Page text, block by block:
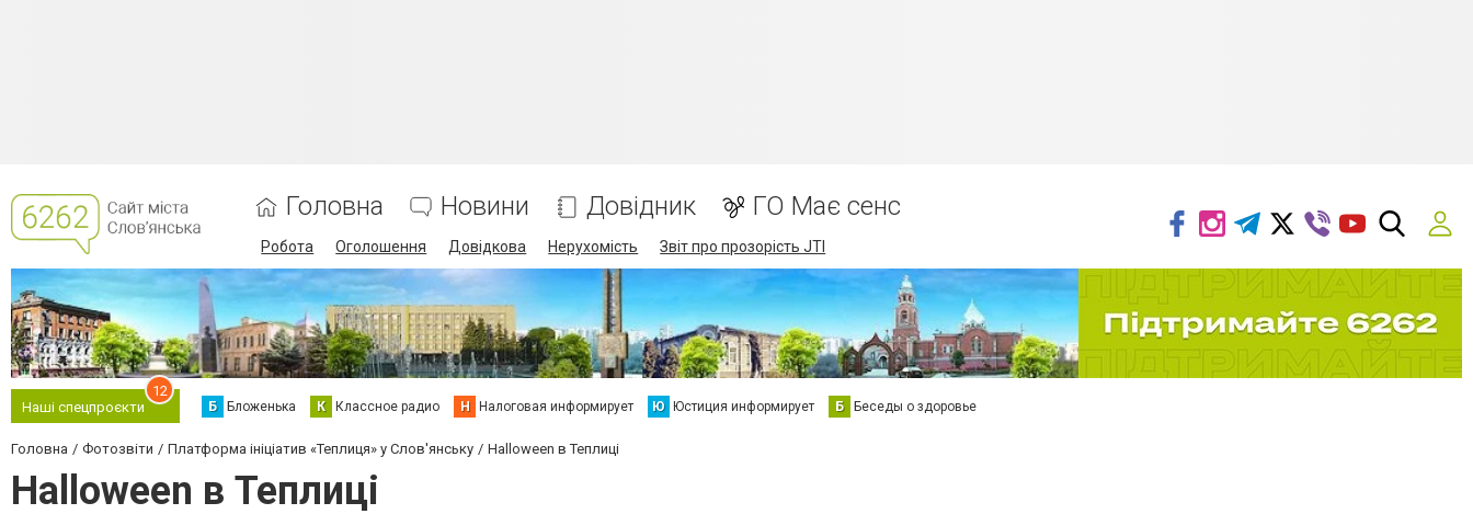
Головна Новини Довідник ГО Має сенс
Робота Оголошення Довідкова Нерухомість Звіт про прозорість JTI
Наші спецпроєкти
12
Б Бложенька К Классное радио Н Налоговая информирует Ю Юстиция информирует Б Беседы о здоровье
Головна Фотозвіти Платформа ініціатив «Теплиця» у Слов'янську Halloween в Теплиці
Halloween в Теплиці